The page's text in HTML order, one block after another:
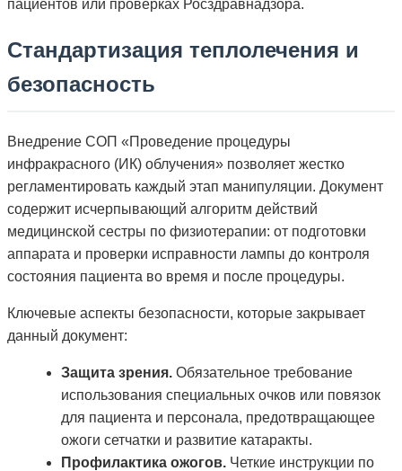
пациентов или проверках Росздравнадзора.
Стандартизация теплолечения и
безопасность
Внедрение СОП «Проведение процедуры
инфракрасного (ИК) облучения» позволяет жестко
регламентировать каждый этап манипуляции. Документ
содержит исчерпывающий алгоритм действий
медицинской сестры по физиотерапии: от подготовки
аппарата и проверки исправности лампы до контроля
состояния пациента во время и после процедуры.
Ключевые аспекты безопасности, которые закрывает
данный документ:
Защита зрения. Обязательное требование
использования специальных очков или повязок
для пациента и персонала, предотвращающее
ожоги сетчатки и развитие катаракты.
Профилактика ожогов. Четкие инструкции по